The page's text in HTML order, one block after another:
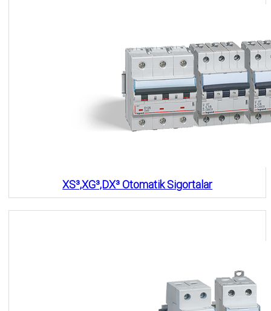
XS³,XG³,DX³ Otomatik Sigortalar